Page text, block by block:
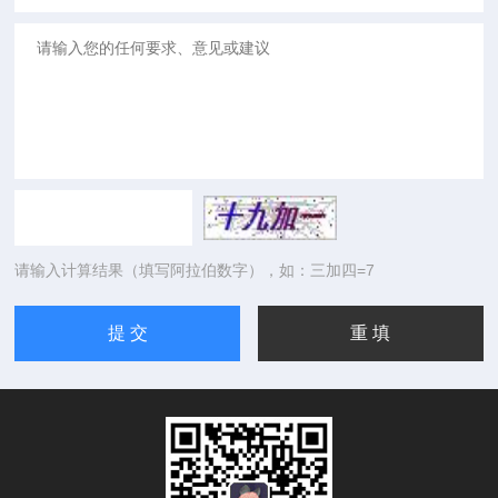
请输入计算结果（填写阿拉伯数字），如：三加四=7